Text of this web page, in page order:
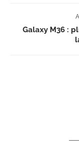
Galaxy M36 :